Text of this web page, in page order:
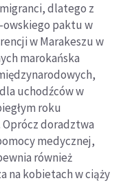
dlatego z
owskiego paktu w
w Marakeszu w
marokańska
uchodźców w
roku
Oprócz doradztwa
medycznej,
również
na kobietach w ciąży